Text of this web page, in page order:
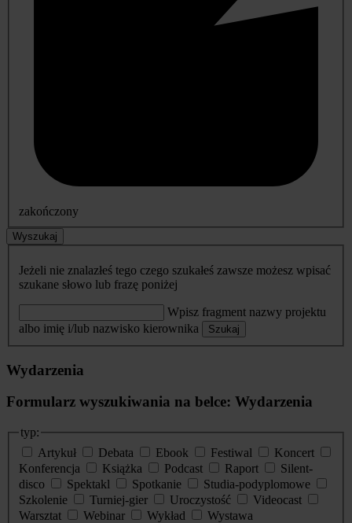
zakończony
Wyszukaj
Jeżeli nie znalazłeś tego czego szukałeś zawsze możesz wpisać
szukane słowo lub frazę poniżej
Wpisz fragment nazwy projektu
albo imię i/lub nazwisko kierownika
Szukaj
Wydarzenia
Formularz wyszukiwania na belce: Wydarzenia
typ:
Artykuł
Debata Ebook Festiwal
Koncert
Konferencja
Książka Podcast Raport
Silent-
disco
Spektakl Spotkanie
Studia-podyplomowe
Szkolenie
Turniej-gier Uroczystość
Videocast
Warsztat
Webinar Wykład
Wystawa